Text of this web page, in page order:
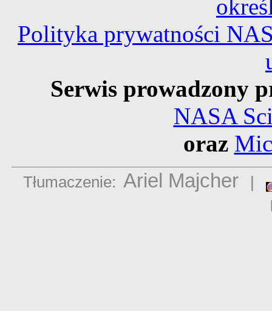
Polityka prywatności
Serwis prowadzony
NASA
oraz
Tłumaczenie: Ariel Majcher |